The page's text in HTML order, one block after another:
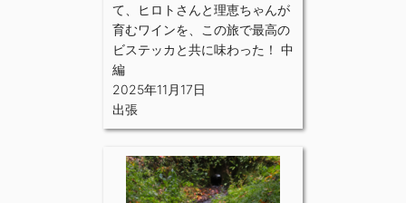
て、ヒロトさんと理恵ちゃんが
育むワインを、この旅で最高の
ビステッカと共に味わった！ 中
編
2025年11月17日
出張